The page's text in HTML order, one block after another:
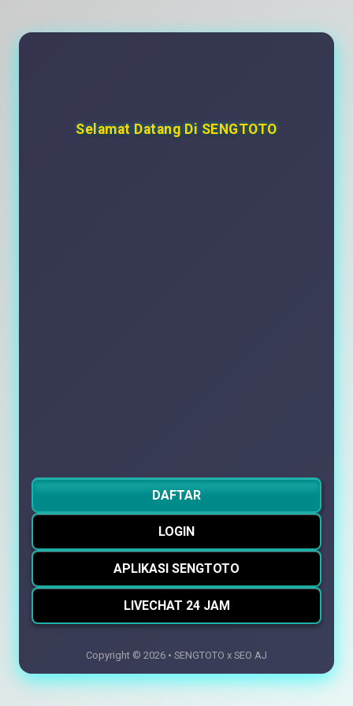
Selamat Datang Di SENGTOTO
DAFTAR
LOGIN
APLIKASI SENGTOTO
LIVECHAT 24 JAM
Copyright © 2026 • SENGTOTO x SEO AJ